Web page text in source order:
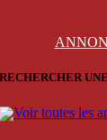
RECHERCHER
Voir toutes les